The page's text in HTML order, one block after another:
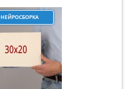
НЕЙРОСБОРКА